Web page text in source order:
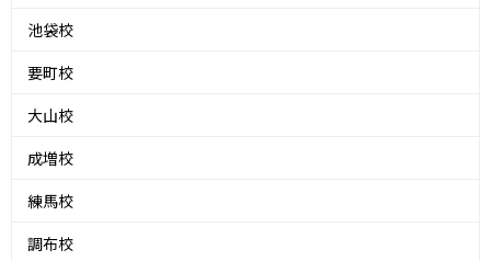
池袋校
要町校
大山校
成増校
練馬校
調布校